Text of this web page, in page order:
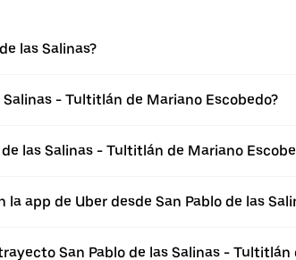
las Salinas?
- Tultitlán de Mariano Escobedo?
las Salinas - Tultitlán de Mariano
app de Uber desde San Pablo de las
San Pablo de las Salinas - Tultitlán